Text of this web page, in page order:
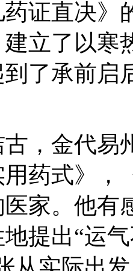
证直决》
立了以寒
了承前启
，金代易
药式》，
家。他有
提出“运